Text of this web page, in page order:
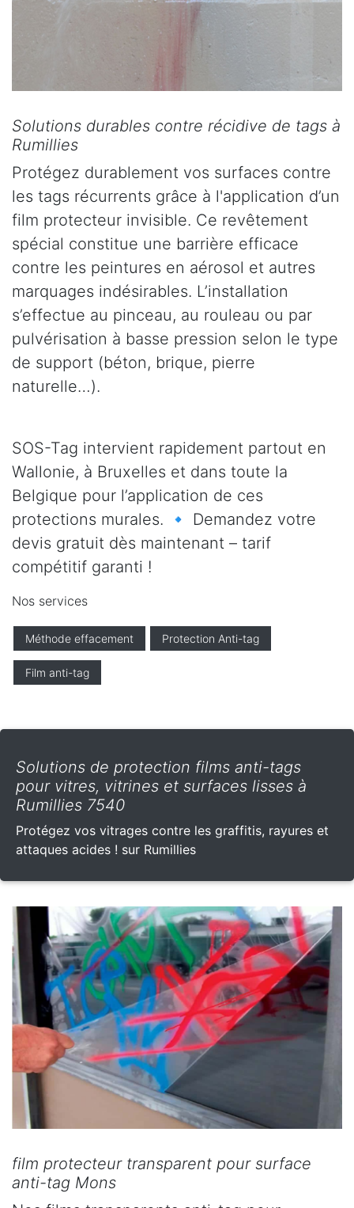
Solutions durables contre récidive de tags à
Rumillies
Protégez durablement vos surfaces contre
les tags récurrents grâce à l'application d’un
film protecteur invisible. Ce revêtement
spécial constitue une barrière efficace
contre les peintures en aérosol et autres
marquages indésirables. L’installation
s’effectue au pinceau, au rouleau ou par
pulvérisation à basse pression selon le type
de support (béton, brique, pierre
naturelle…).
SOS-Tag intervient rapidement partout en
Wallonie, à Bruxelles et dans toute la
Belgique pour l’application de ces
protections murales. 🔹 Demandez votre
devis gratuit dès maintenant – tarif
compétitif garanti !
Nos services
Méthode effacement Protection Anti-tag
Film anti-tag
Solutions de protection films anti-tags
pour vitres, vitrines et surfaces lisses à
Rumillies 7540
Protégez vos vitrages contre les graffitis, rayures et
attaques acides ! sur Rumillies
film protecteur transparent pour surface
anti-tag Mons